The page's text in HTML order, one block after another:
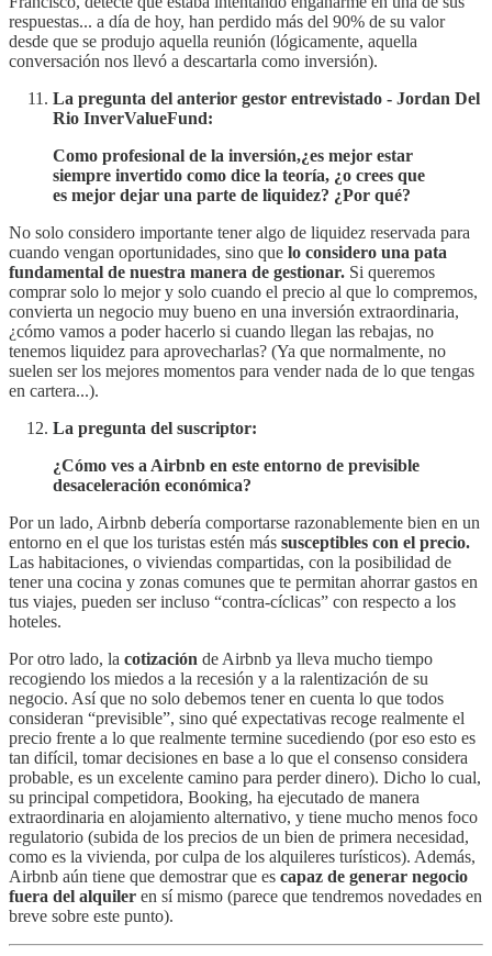
respuestas... a día de hoy, han perdido más del 90% de su valor
desde que se produjo aquella reunión (lógicamente, aquella
conversación nos llevó a descartarla como inversión).
La pregunta del anterior gestor entrevistado - Jordan Del
Rio InverValueFund:
Como profesional de la inversión,¿es mejor estar
siempre invertido como dice la teoría, ¿o crees que
es mejor dejar una parte de liquidez? ¿Por qué?
No solo considero importante tener algo de liquidez reservada para
cuando vengan oportunidades, sino que lo considero una pata
fundamental de nuestra manera de gestionar. Si queremos
comprar solo lo mejor y solo cuando el precio al que lo compremos,
convierta un negocio muy bueno en una inversión extraordinaria,
¿cómo vamos a poder hacerlo si cuando llegan las rebajas, no
tenemos liquidez para aprovecharlas? (Ya que normalmente, no
suelen ser los mejores momentos para vender nada de lo que tengas
en cartera...).
La pregunta del suscriptor:
¿Cómo ves a Airbnb en este entorno de previsible
desaceleración económica?
Por un lado, Airbnb debería comportarse razonablemente bien en un
entorno en el que los turistas estén más susceptibles con el precio.
Las habitaciones, o viviendas compartidas, con la posibilidad de
tener una cocina y zonas comunes que te permitan ahorrar gastos en
tus viajes, pueden ser incluso “contra-cíclicas” con respecto a los
hoteles.
Por otro lado, la cotización de Airbnb ya lleva mucho tiempo
recogiendo los miedos a la recesión y a la ralentización de su
negocio. Así que no solo debemos tener en cuenta lo que todos
consideran “previsible”, sino qué expectativas recoge realmente el
precio frente a lo que realmente termine sucediendo (por eso esto es
tan difícil, tomar decisiones en base a lo que el consenso considera
probable, es un excelente camino para perder dinero). Dicho lo cual,
su principal competidora, Booking, ha ejecutado de manera
extraordinaria en alojamiento alternativo, y tiene mucho menos foco
regulatorio (subida de los precios de un bien de primera necesidad,
como es la vivienda, por culpa de los alquileres turísticos). Además,
Airbnb aún tiene que demostrar que es capaz de generar negocio
fuera del alquiler en sí mismo (parece que tendremos novedades en
breve sobre este punto).